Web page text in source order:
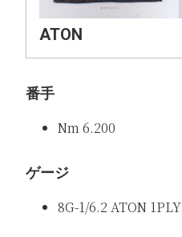
ATON
番手
Nm 6.200
ゲージ
8G-1/6.2 ATON 1PLY